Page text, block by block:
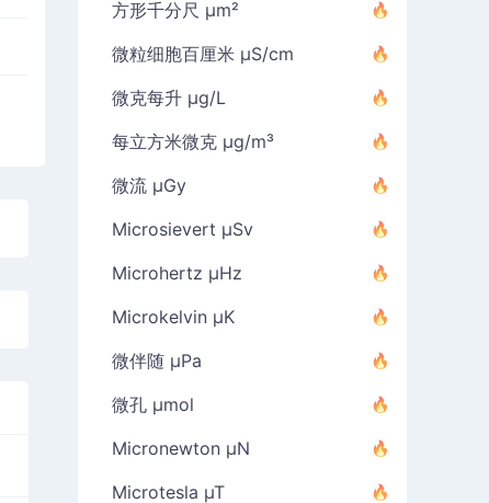
方形千分尺 µm²
微粒细胞百厘米 µS/cm
微克每升 µg/L
每立方米微克 µg/m³
微流 µGy
Microsievert µSv
Microhertz µHz
Microkelvin µK
微伴随 µPa
微孔 µmol
Micronewton µN
Microtesla µT